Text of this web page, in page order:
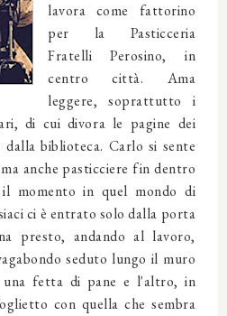
lavora come fattorino
per la Pasticceria
Fratelli Perosino, in
centro città. Ama
leggere, soprattutto i
di cui divora le pagine dei
biblioteca. Carlo si sente
anche pasticciere fin dentro
momento in quel mondo di
ci è entrato solo dalla porta
presto, andando al lavoro,
seduto lungo il muro
fetta di pane e l'altro, in
con quella che sembra